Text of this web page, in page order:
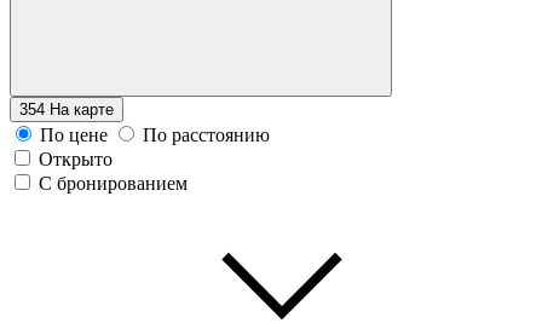
354 На карте
По цене
По расстоянию
Открыто
С бронированием